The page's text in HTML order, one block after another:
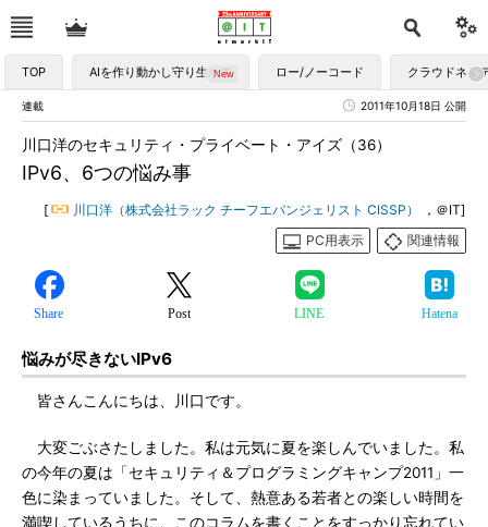
TOP AIを作り動かし守り生かす ロー/ノーコード クラウドネイ
連載 2011年10月18日 公開
IPv6、6つの悩み事
川口洋のセキュリティ・プライベート・アイズ（36）
[ 川口洋（株式会社ラック チーフエバンジェリスト CISSP）
，＠IT]
PC用表示
関連情報
Share Post LINE Hatena
悩みが尽きないIPv6
皆さんこんにちは、川口です。
大変ごぶさたしました。私は元気に夏を楽しんでいました。私
の今年の夏は「セキュリティ＆プログラミングキャンプ2011」一
色に染まっていました。そして、熱意ある若者との楽しい時間を
満喫しているうちに、このコラムを書くことをすっかり忘れてい